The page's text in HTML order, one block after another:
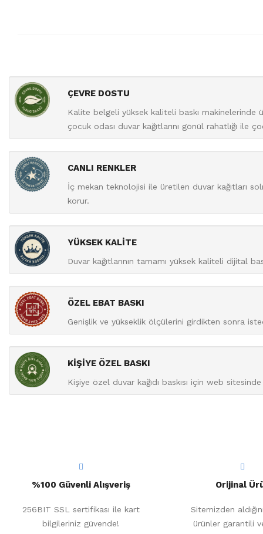
ÇEVRE DOSTU
Kalite belgeli yüksek kaliteli baskı
çocuk odası duvar kağıtlarını gönül rahatlığı
CANLI RENKLER
İç mekan teknolojisi ile üretilen duvar kağıtları
korur.
YÜKSEK KALİTE
Duvar kağıtlarının tamamı yüksek kaliteli dijital
ÖZEL EBAT BASKI
Genişlik ve yükseklik ölçülerini girdikten sonra
KİŞİYE ÖZEL BASKI
Kişiye özel duvar kağıdı baskısı için web
%100 Güvenli Alışveriş
256BIT SSL sertifikası ile kart
bilgileriniz güvende!
Orijinal
Sitemizden
ürünler garantili